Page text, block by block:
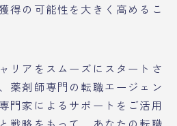
得の可能性を大きく高めるこ
リアをスムーズにスタートさ
薬剤師専門の転職エージェン
門家によるサポートをご活用